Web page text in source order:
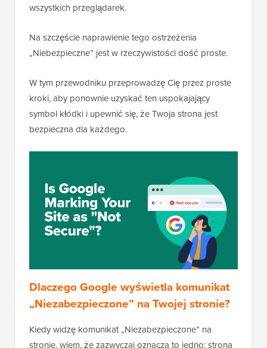
wszystkich przeglądarek.
Na szczęście naprawienie tego ostrzeżenia
„Niebezpieczne” jest w rzeczywistości dość proste.
W tym przewodniku przeprowadzę Cię przez proste
kroki, aby ponownie uzyskać ten uspokajający
symbol kłódki i upewnić się, że Twoja strona jest
bezpieczna dla każdego.
Dlaczego Google wyświetla komunikat
„Niezabezpieczone” na Twojej stronie?
Kiedy widzę komunikat „Niezabezpieczone” na
stronie, wiem, że zazwyczaj oznacza to jedno: strona